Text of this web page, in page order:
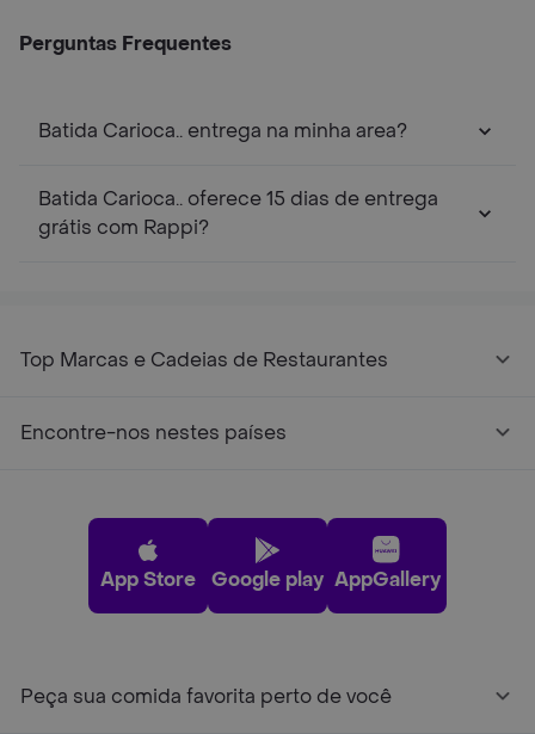
Perguntas Frequentes
Batida Carioca.. entrega na minha area?
Batida Carioca.. oferece 15 dias de entrega
grátis com Rappi?
Top Marcas e Cadeias de Restaurantes
Encontre-nos nestes países
App Store Google play AppGallery
Peça sua comida favorita perto de você